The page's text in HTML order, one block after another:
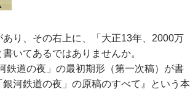
り、その右上に、「大正13年、2000万
いてあるではありませんか。
道の夜」の最初期形（第一次稿）が書
河鉄道の夜」の原稿のすべて』という本